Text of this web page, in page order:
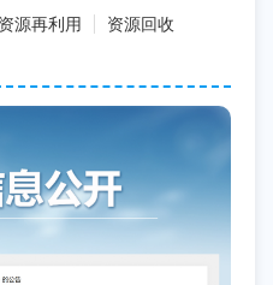
明试验区建设和生态环境...
资源再利用
资源回收